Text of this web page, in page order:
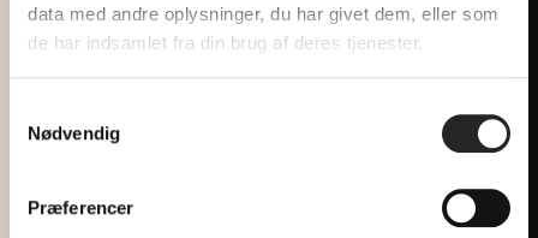
data med andre oplysninger, du har givet dem, eller som
de har indsamlet fra din brug af deres tjenester.
Nødvendig
Præferencer
til reception@hojhuset.com
minimum 2 dage
Der er fællesspisning hver mandag og onsdag i
Tilmeld dig vores nyhedsbrev
Hver måned forkæler vi 2 heldige